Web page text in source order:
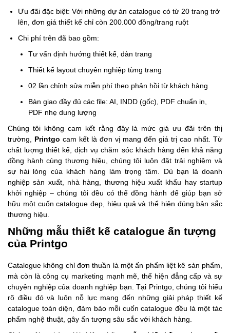
Ưu đãi đặc biệt: Với những dự án catalogue có từ 20 trang trở
lên, đơn giá thiết kế chỉ còn 200.000 đồng/trang ruột
Chi phí trên đã bao gồm:
Tư vấn định hướng thiết kế, dàn trang
Thiết kế layout chuyên nghiệp từng trang
02 lần chỉnh sửa miễn phí theo phản hồi từ khách hàng
Bàn giao đầy đủ các file: AI, INDD (gốc), PDF chuẩn in,
PDF nhẹ dung lượng
Chúng tôi không cam kết rằng đây là mức giá ưu đãi trên thị
trường, Printgo cam kết là đơn vị mang đến giá trị cao nhất. Từ
chất lượng thiết kế, dịch vụ chăm sóc khách hàng đến khả năng
đồng hành cùng thương hiệu, chúng tôi luôn đặt trải nghiệm và
sự hài lòng của khách hàng làm trọng tâm. Dù bạn là doanh
nghiệp sản xuất, nhà hàng, thương hiệu xuất khẩu hay startup
khởi nghiệp – chúng tôi đều có thể đồng hành để giúp bạn sở
hữu một cuốn catalogue đẹp, hiệu quả và thể hiện đúng bản sắc
thương hiệu.
Những mẫu thiết kế catalogue ấn tượng
của Printgo
Catalogue không chỉ đơn thuần là một ấn phẩm liệt kê sản phẩm,
mà còn là công cụ marketing mạnh mẽ, thể hiện đẳng cấp và sự
chuyên nghiệp của doanh nghiệp bạn. Tại Printgo, chúng tôi hiểu
rõ điều đó và luôn nỗ lực mang đến những giải pháp thiết kế
catalogue toàn diện, đảm bảo mỗi cuốn catalogue đều là một tác
phẩm nghệ thuật, gây ấn tượng sâu sắc với khách hàng.